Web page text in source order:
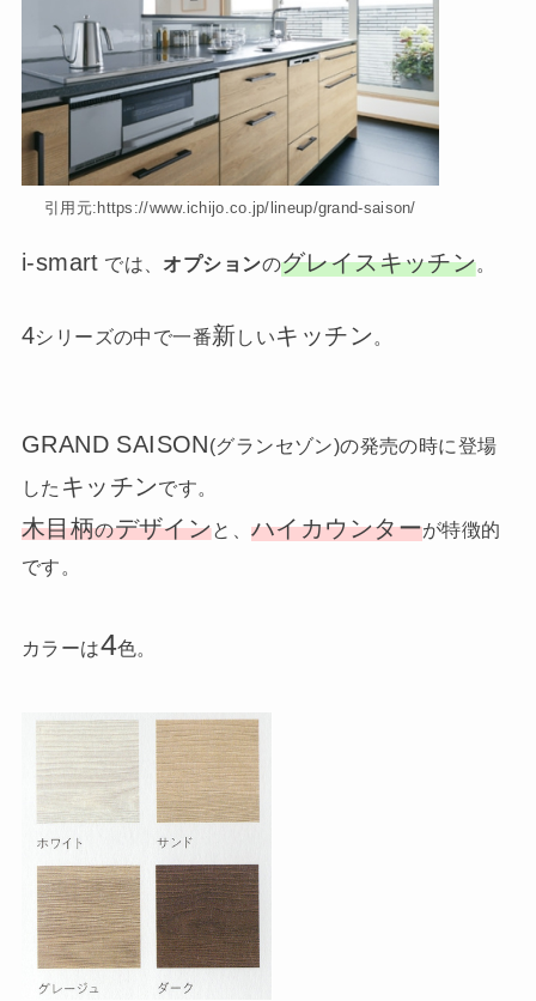
引用元:https://www.ichijo.co.jp/lineup/grand-saison/
i-smart では、 オプションのグレイスキッチン。
4シリーズの中で一番新 しいキッチン。
GRAND SAISON(グランセゾン)の発売の時に登場
した キッチンです。
木目柄のデザインと、ハイカウンターが特徴的
です。
カラーは4色。